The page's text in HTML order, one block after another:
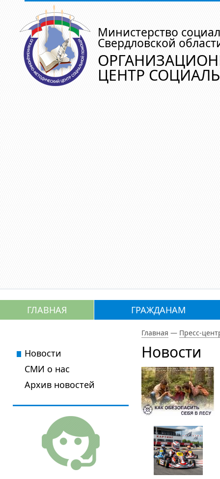
Министерство
Свердловской
ЦЕНТР
ГЛАВНАЯ ГРАЖДАНАМ
Главная — Пресс-
Новости
Новости
СМИ о нас
Архив новостей